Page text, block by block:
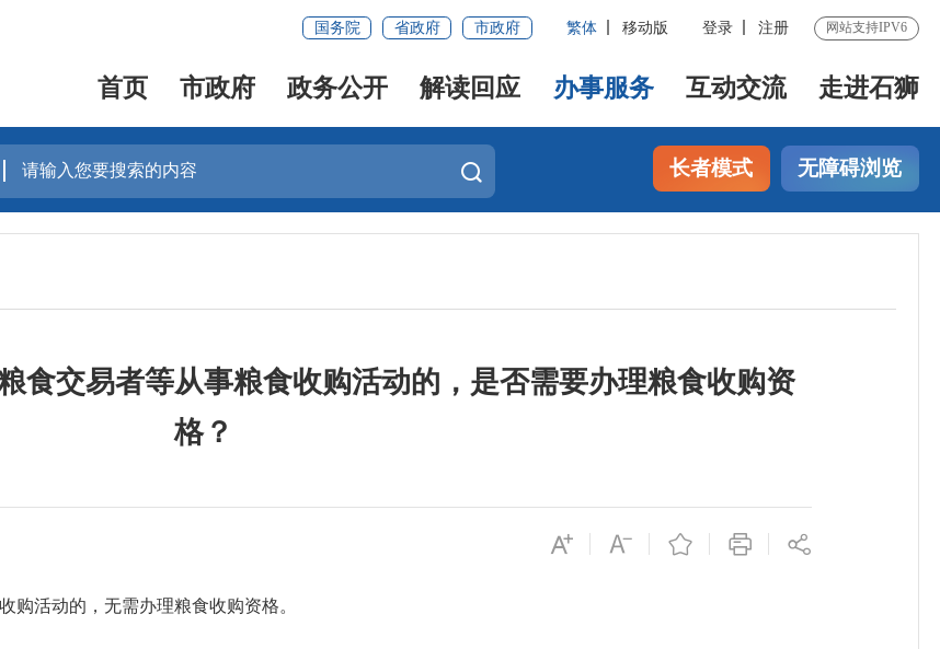
国务院 省政府 市政府 繁体 移动版 登录 注册 网站支持IPV6
首页 市政府 政务公开 解读回应 办事服务 互动交流 走进石狮
长者模式 无障碍浏览
食交易者等从事粮食收购活动的，是否需要办理粮食收购资
格？
购活动的，无需办理粮食收购资格。